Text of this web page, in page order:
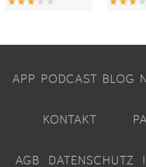
APP PODCAST BLOG
KONTAKT
AGB DATENSCHUTZ